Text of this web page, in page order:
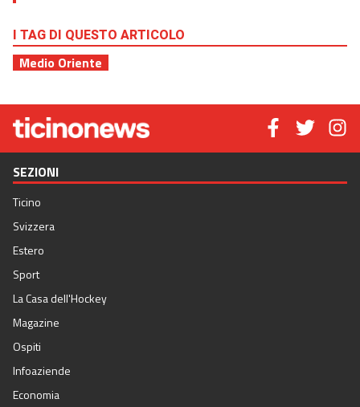
I TAG DI QUESTO ARTICOLO
Medio Oriente
SEZIONI
Ticino
Svizzera
Estero
Sport
La Casa dell'Hockey
Magazine
Ospiti
Infoaziende
Economia